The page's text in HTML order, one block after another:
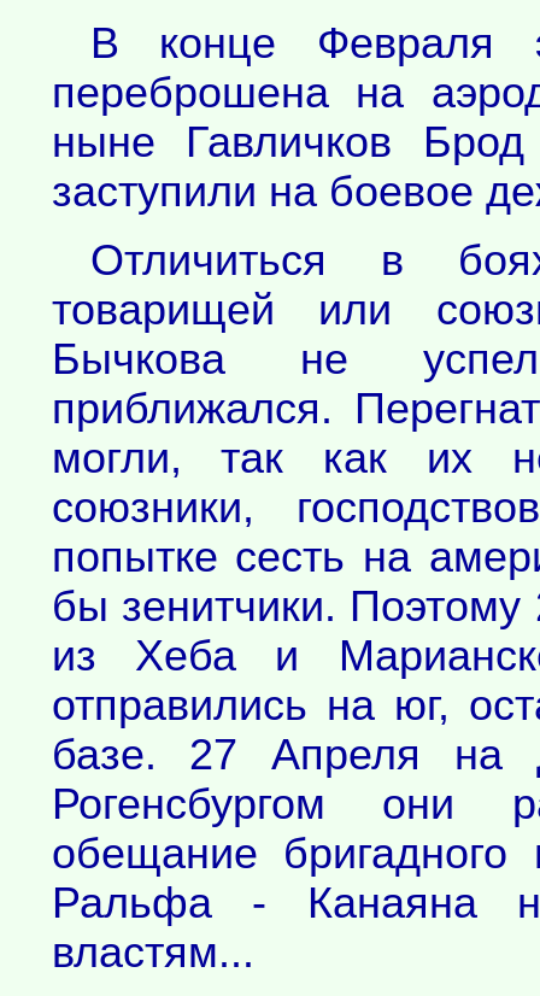
В конце Февраля
переброшена на
ныне Гавличков
заступили на боевое
Отличиться в
товарищей или
Бычкова не
приближался.
могли, так как их
союзники,
попытке сесть на
бы зенитчики.
из Хеба и
отправились на юг,
базе. 27 Апреля на
Рогенсбургом они
обещание
Ральфа - Канаяна
властям...